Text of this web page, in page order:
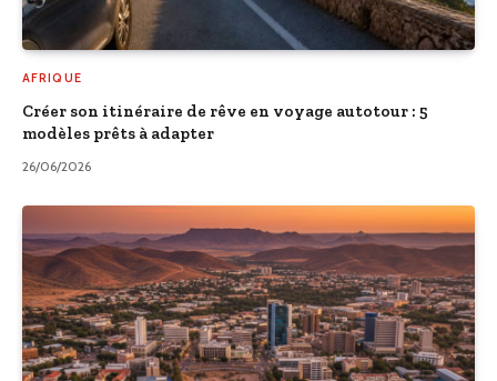
AFRIQUE
Créer son itinéraire de rêve en voyage autotour : 5
modèles prêts à adapter
26/06/2026